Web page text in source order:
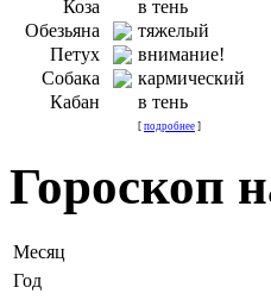
Коза
в тень
Обезьяна
тяжелый
Петух
внимание!
Собака
кармический
Кабан
в тень
[ подробнее ]
Гороскоп
Месяц
Год